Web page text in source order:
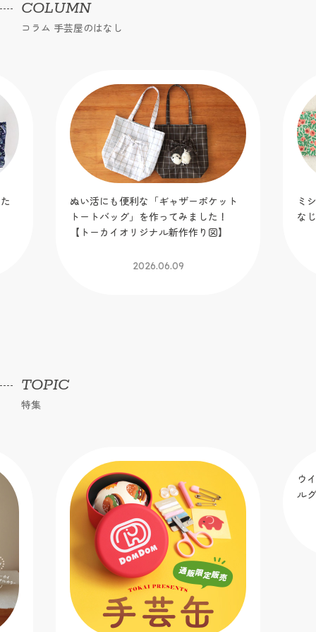
COLUMN
コラム 手芸屋のはなし
ぬい活にも便利な「ギャザーポケット
トートバッグ」を作ってみました！
【トーカイオリジナル新作作り図】
2026.06.09
ミ
な
TOPIC
特集